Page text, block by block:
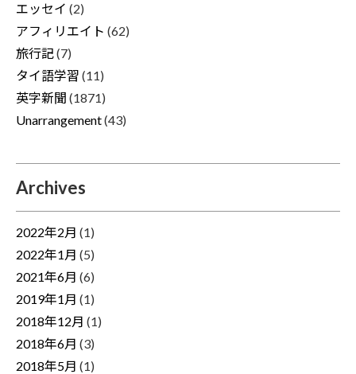
エッセイ (2)
アフィリエイト (62)
旅行記(7)
タイ語学習 (11)
英字新聞 (1871)
Unarrangement(43)
Archives
2022年2月 (1)
2022年1月 (5)
2021年6月 (6)
2019年1月 (1)
2018年12月 (1)
2018年6月 (3)
2018年5月 (1)